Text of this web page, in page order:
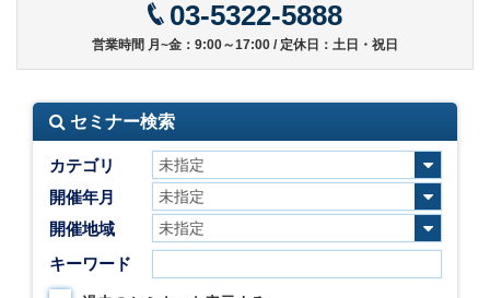
03-5322-5888
営業時間 月~金：9:00～17:00 / 定休日：土日・祝日
セミナー検索
カテゴリ
開催年月
開催地域
キーワード